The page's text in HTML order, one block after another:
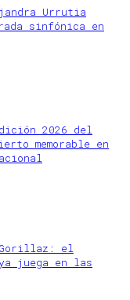
Urrutia
sinfónica en
2026 del
memorable en
Gorillaz: el
juega en las